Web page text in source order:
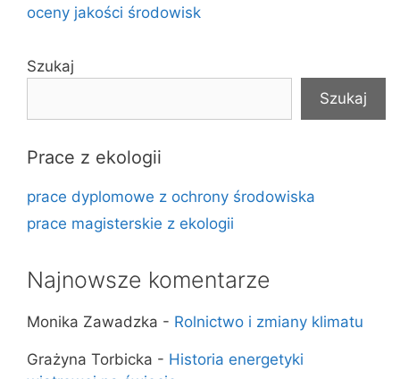
oceny jakości środowisk
Szukaj
Szukaj
Prace z ekologii
prace dyplomowe z ochrony środowiska
prace magisterskie z ekologii
Najnowsze komentarze
Monika Zawadzka - Rolnictwo i zmiany klimatu
Grażyna Torbicka - Historia energetyki